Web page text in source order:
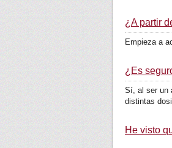
¿A partir
Empieza a
¿Es
Sí, al ser un
distintas
He visto